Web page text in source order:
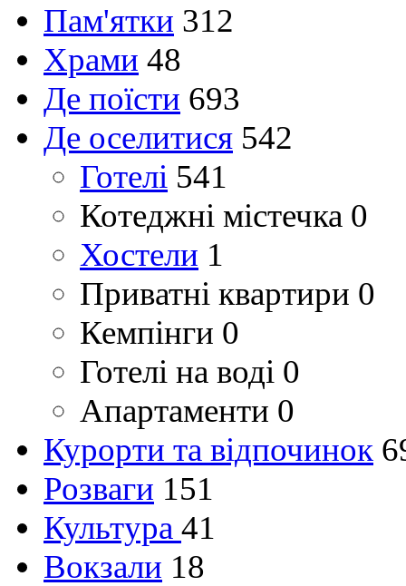
Пам'ятки 312
Храми 48
Де поїсти 693
Де оселитися 542
Готелі 541
Котеджні містечка 0
Хостели 1
Приватні квартири 0
Кемпінги 0
Готелі на воді 0
Апартаменти 0
Курорти та відпочинок
Розваги 151
Культура 41
Вокзали 18